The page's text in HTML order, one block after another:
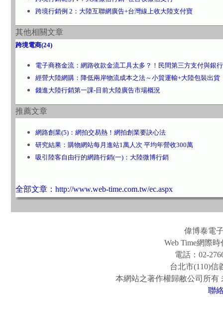
跨境行銷例 2：大陸互聯網廣告+台灣線上收大陸支付寶
其他相關文章
跨境電商(24)
電子商務金流：網路收款金流工具太多？！民間第三方支付與銀
經營大陸網購：降低兩岸物流成本之法～小貿運輸+大陸包裝出貨
錢進大陸行銷第一課-目前大陸廣告市場概況
推薦文章
網路創業(5)：網拍交易熱！網拍創業要訣心法
研究結果：購物網站每月進站1萬人次 平均年營收300萬
吸引陸客自由行的網路行銷(一)：大陸微博行銷
全部文章：http://www.web-time.com.tw/ec.aspx
偉博泰電
Web Time網際
電話：02-
台北市(110)信
本網站之著作權歸敝公司所有
聯